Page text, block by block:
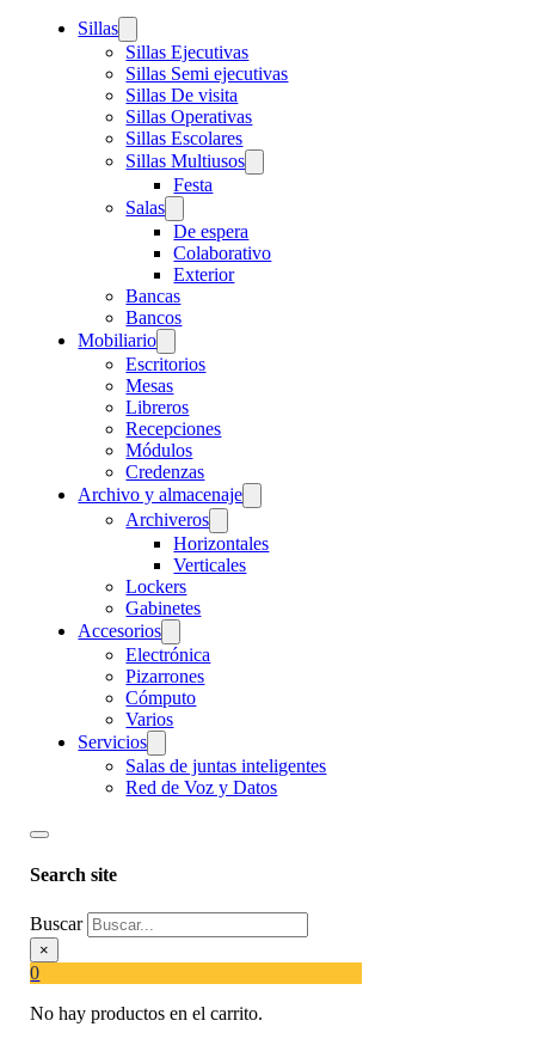
Sillas
Sillas Ejecutivas
Sillas Semi ejecutivas
Sillas De visita
Sillas Operativas
Sillas Escolares
Sillas Multiusos
Festa
Salas
De espera
Colaborativo
Exterior
Bancas
Bancos
Mobiliario
Escritorios
Mesas
Libreros
Recepciones
Módulos
Credenzas
Archivo y almacenaje
Archiveros
Horizontales
Verticales
Lockers
Gabinetes
Accesorios
Electrónica
Pizarrones
Cómputo
Varios
Servicios
Salas de juntas inteligentes
Red de Voz y Datos
Search site
Buscar
×
0
No hay productos en el carrito.